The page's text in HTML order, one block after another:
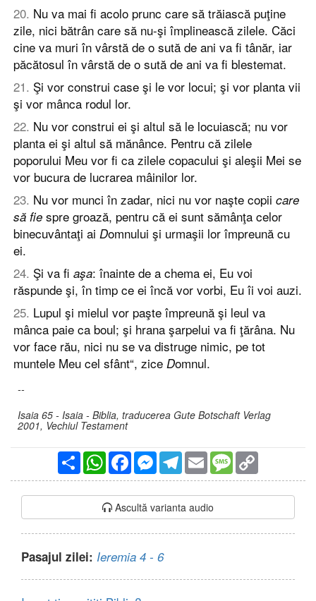
20. Nu va mai fi acolo prunc care să trăiască puţine
zile, nici bătrân care să nu-şi împlinească zilele. Căci
cine va muri în vârstă de o sută de ani va fi tânăr, iar
păcătosul în vârstă de o sută de ani va fi blestemat.
21. Şi vor construi case şi le vor locui; şi vor planta vii
şi vor mânca rodul lor.
22. Nu vor construi ei şi altul să le locuiască; nu vor
planta ei şi altul să mănânce. Pentru că zilele
poporului Meu vor fi ca zilele copacului şi aleşii Mei se
vor bucura de lucrarea mâinilor lor.
23. Nu vor munci în zadar, nici nu vor naşte copii care
să fie spre groază, pentru că ei sunt sămânţa celor
binecuvântaţi ai Domnului şi urmaşii lor împreună cu
ei.
24. Şi va fi aşa: înainte de a chema ei, Eu voi
răspunde şi, în timp ce ei încă vor vorbi, Eu îi voi auzi.
25. Lupul şi mielul vor paşte împreună şi leul va
mânca paie ca boul; şi hrana şarpelui va fi ţărâna. Nu
vor face rău, nici nu se va distruge nimic, pe tot
muntele Meu cel sfânt“, zice Domnul.
--
Isaia 65 - Isaia - Biblia, traducerea Gute Botschaft Verlag
2001, Vechiul Testament
PartajareWhatsAppFacebookMessengerTelegram
Email Message
Ascultă varianta audio
Pasajul zilei: Ieremia 4 - 6